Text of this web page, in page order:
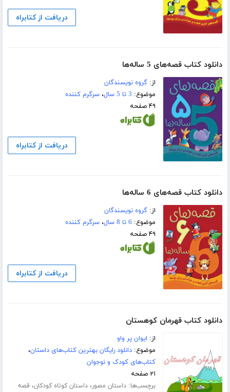
دریافت از کتابراه
دانلود کتاب قصه‌های 5 ساله‌ها
از:گروه نویسندگان
موضوع: 3 تا 5 سال ،سرگرم کننده
۴۹ صفحه
دریافت از کتابراه
دانلود کتاب قصه‌های 6 ساله‌ها
از:گروه نویسندگان
موضوع: 6 تا 8 سال ،سرگرم کننده
۴۹ صفحه
دریافت از کتابراه
دانلود کتاب قهرمان کوهستان
از: ایوان پر واو
موضوع:دانلود رایگان بهترین کتاب‌های داستان،
کتاب‌های کودک و نوجوان
۲۱ صفحه
برچسب‌ها:داستان مصور،داستان کوتاه کودکان، قصه